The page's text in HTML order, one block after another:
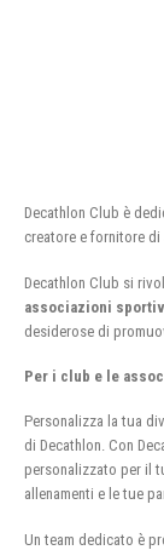
Decathlon Club è
creatore e fornitore
Decathlon Club si
associazioni
desiderose di
Per i club e le
Personalizza la tua
di Decathlon. Con
personalizzato per il
allenamenti e le tue
Un team dedicato è